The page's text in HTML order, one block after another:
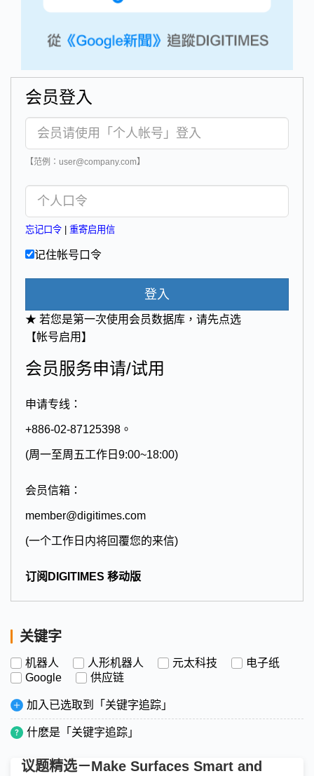
会员登入
【范例：user@company.com】
忘记口令 重寄启用信
记住帐号口令
登入
★ 若您是第一次使用会员数据库，请先点选
【帐号启用】
会员服务申请/试用
申请专线：
+886-02-87125398。
(周一至周五工作日9:00~18:00)
会员信箱：
member@digitimes.com
(一个工作日内将回覆您的来信)
订阅DIGITIMES 移动版
关键字
机器人 人形机器人 元太科技
电子纸
Google
供应链
加入已选取到「关键字追踪」
什麽是「关键字追踪」
议题精选－Make Surfaces Smart and